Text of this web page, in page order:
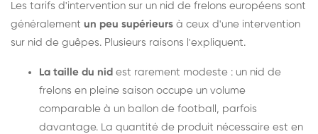
Les tarifs d'intervention sur un nid de frelons européens sont
généralement un peu supérieurs à ceux d'une intervention
sur nid de guêpes. Plusieurs raisons l'expliquent.
La taille du nid est rarement modeste : un nid de
frelons en pleine saison occupe un volume
comparable à un ballon de football, parfois
davantage. La quantité de produit nécessaire est en